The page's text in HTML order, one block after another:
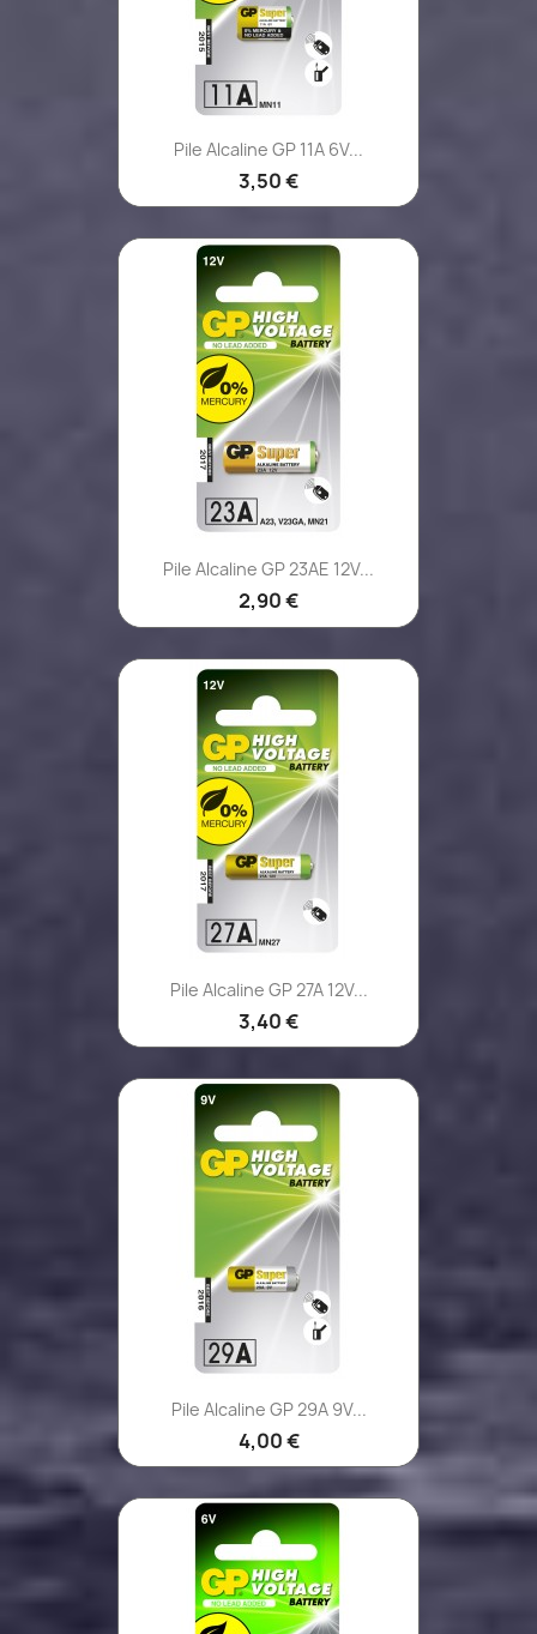
Pile Alcaline GP 11A 6V...
3,50 €
Pile Alcaline GP 23AE 12V...
2,90 €
Pile Alcaline GP 27A 12V...
3,40 €
Pile Alcaline GP 29A 9V...
4,00 €